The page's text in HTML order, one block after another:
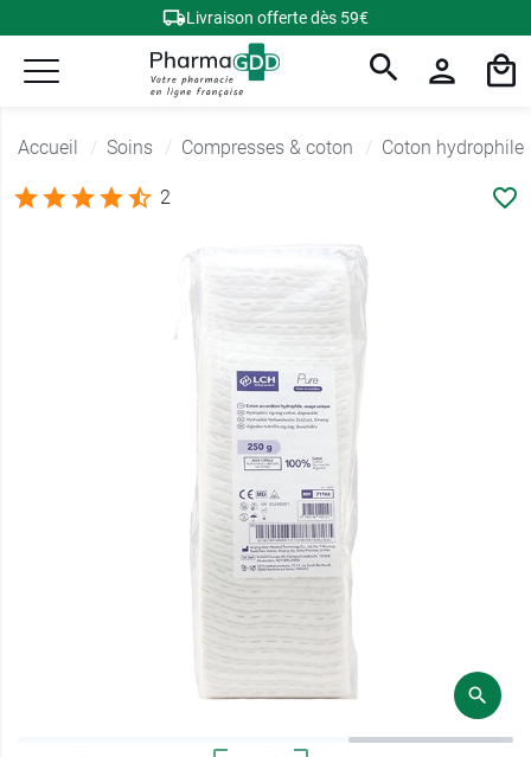
Livraison offerte dès 59€
Accueil Soins Compresses & coton Coton hydrophile
2